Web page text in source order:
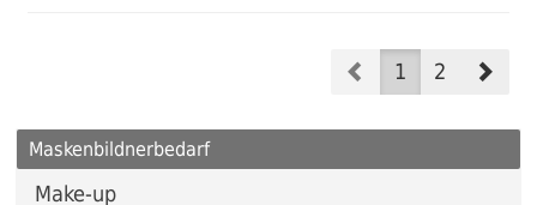
Prev1 2
Maskenbildnerbedarf
Make-up